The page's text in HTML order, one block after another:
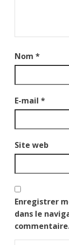
Nom *
E-mail *
Site web
Enregistrer
dans le